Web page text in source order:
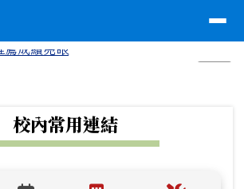
校內常用連結